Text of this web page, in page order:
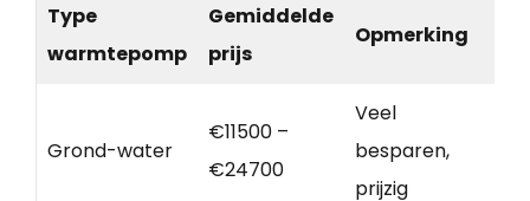
Type
warmtepomp
Gemiddelde
prijs
Opmerking
Grond-water
€11500 –
€24700
Veel
besparen,
prijzig